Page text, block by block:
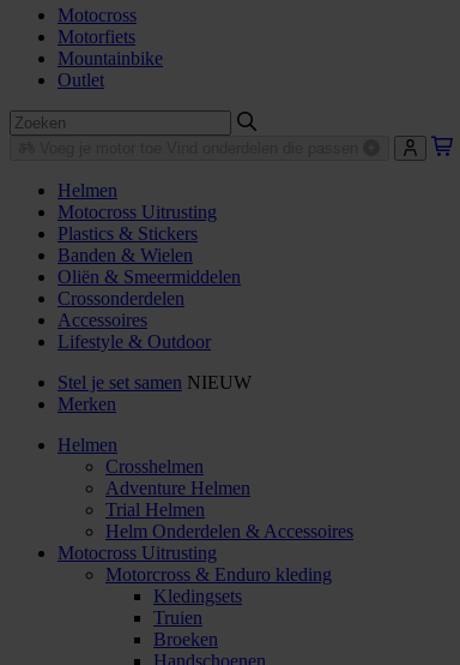
Motocross
Motorfiets
Mountainbike
Outlet
Helmen
Motocross Uitrusting
Plastics & Stickers
Banden & Wielen
Oliën & Smeermiddelen
Crossonderdelen
Accessoires
Lifestyle & Outdoor
Stel je set samen NIEUW
Merken
Helmen
Crosshelmen
Adventure Helmen
Trial Helmen
Helm Onderdelen & Accessoires
Motocross Uitrusting
Motorcross & Enduro kleding
Kledingsets
Truien
Broeken
Handschoenen